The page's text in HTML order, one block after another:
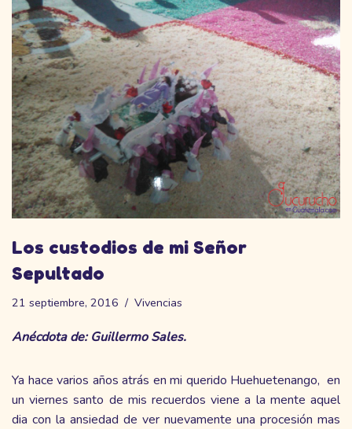
Los custodios de mi Señor
Sepultado
21 septiembre, 2016 Vivencias
Anécdota de: Guillermo Sales.
Ya hace varios años atrás en mi querido Huehuetenango, en
un viernes santo de mis recuerdos viene a la mente aquel
dia con la ansiedad de ver nuevamente una procesión mas